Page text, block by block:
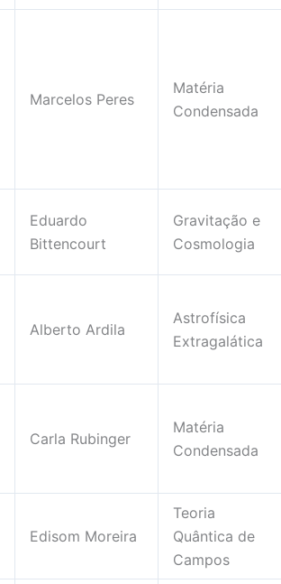
Marcelos Peres
Matéria
Condensada
Eduardo
Bittencourt
Gravitação e
Cosmologia
Alberto Ardila
Astrofísica
Extragalática
Carla Rubinger
Matéria
Condensada
Edisom Moreira
Teoria
Quântica de
Campos